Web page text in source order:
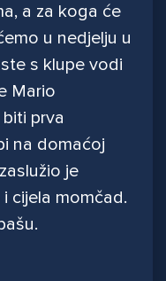
a za koga će
u nedjelju u
s klupe vodi
Mario
prva
na domaćoj
je
cijela momčad.